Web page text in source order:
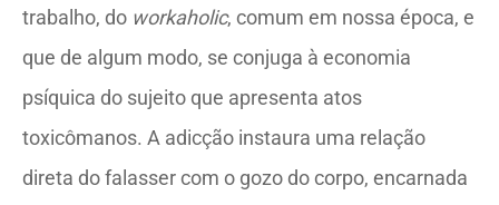
trabalho, do workaholic, comum em nossa época, e
que de algum modo, se conjuga à economia
psíquica do sujeito que apresenta atos
toxicômanos. A adicção instaura uma relação
direta do falasser com o gozo do corpo, encarnada